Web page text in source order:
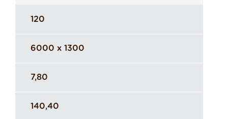
120
6000 x 1300
7,80
140,40